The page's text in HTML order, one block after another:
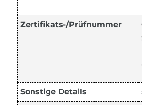
Zertifikats-/Prüfnummer
Sonstige Details